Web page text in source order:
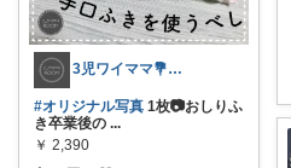
3児ワイママ💐バタバタでも回る暮らし✨
#オリジナル写真 1枚📷おしりふ
き卒業後の ...
￥ 2,390